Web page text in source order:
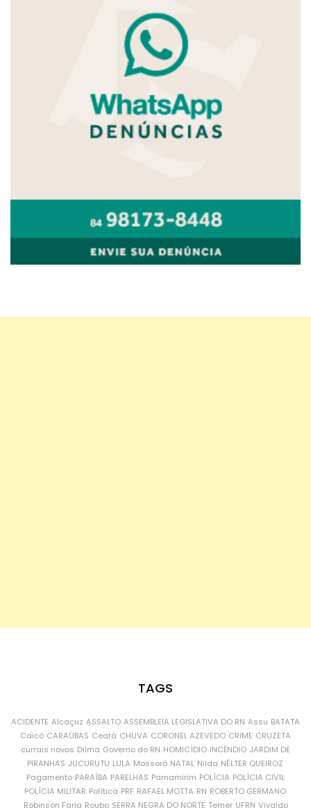
TAGS
ACIDENTE Alcaçuz ASSALTO ASSEMBLEIA LEGISLATIVA DO RN Assu BATATA
Caicó CARAÚBAS Ceará CHUVA CORONEL AZEVEDO CRIME CRUZETA
currais novos Dilma Governo do RN HOMICÍDIO INCÊNDIO JARDIM DE
PIRANHAS JUCURUTU LULA Mossoró NATAL Nilda NÉLTER QUEIROZ
Pagamento PARAÍBA PARELHAS Parnamirim POLÍCIA POLÍCIA CIVIL
POLÍCIA MILITAR Política PRF RAFAEL MOTTA RN ROBERTO GERMANO
Robinson Faria Roubo SERRA NEGRA DO NORTE Temer UFRN Vivaldo